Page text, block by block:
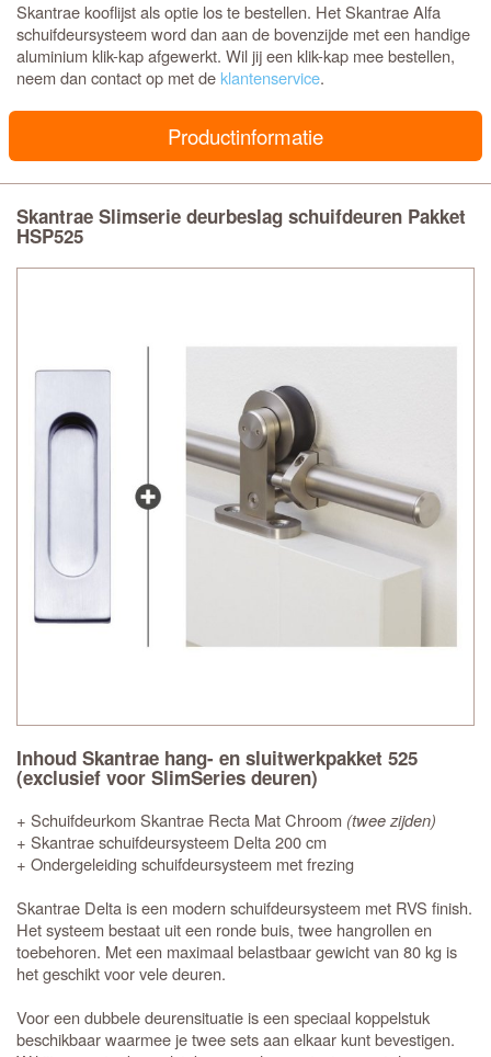
Skantrae kooflijst als optie los te bestellen. Het Skantrae Alfa
schuifdeursysteem word dan aan de bovenzijde met een handige
aluminium klik-kap afgewerkt. Wil jij een klik-kap mee bestellen,
neem dan contact op met deklantenservice.
Productinformatie
Skantrae Slimserie deurbeslag schuifdeuren Pakket
HSP525
Inhoud Skantrae hang- en sluitwerkpakket 525
(exclusief voor SlimSeries deuren)
+ Schuifdeurkom Skantrae Recta Mat Chroom (twee zijden)
+ Skantrae schuifdeursysteem Delta 200 cm
+ Ondergeleiding schuifdeursysteem met frezing
Skantrae Delta is een modern schuifdeursysteem met RVS finish.
Het systeem bestaat uit een ronde buis, twee hangrollen en
toebehoren. Met een maximaal belastbaar gewicht van 80 kg is
het geschikt voor vele deuren.
Voor een dubbele deurensituatie is een speciaal koppelstuk
beschikbaar waarmee je twee sets aan elkaar kunt bevestigen.